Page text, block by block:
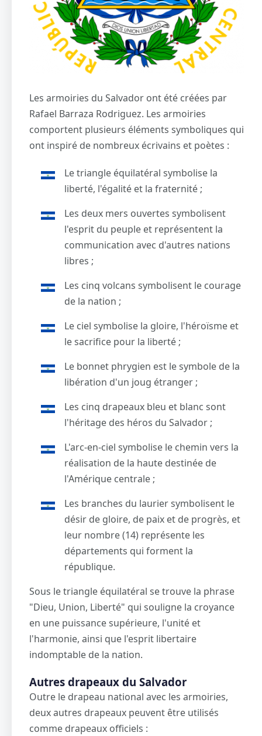
Les armoiries du Salvador ont été créées par
Rafael Barraza Rodriguez. Les armoiries
comportent plusieurs éléments symboliques qui
ont inspiré de nombreux écrivains et poètes :
Le triangle équilatéral symbolise la
liberté, l'égalité et la fraternité ;
Les deux mers ouvertes symbolisent
l'esprit du peuple et représentent la
communication avec d'autres nations
libres ;
Les cinq volcans symbolisent le courage
de la nation ;
Le ciel symbolise la gloire, l'héroïsme et
le sacrifice pour la liberté ;
Le bonnet phrygien est le symbole de la
libération d'un joug étranger ;
Les cinq drapeaux bleu et blanc sont
l'héritage des héros du Salvador ;
L'arc-en-ciel symbolise le chemin vers la
réalisation de la haute destinée de
l'Amérique centrale ;
Les branches du laurier symbolisent le
désir de gloire, de paix et de progrès, et
leur nombre (14) représente les
départements qui forment la
république.
Sous le triangle équilatéral se trouve la phrase
"Dieu, Union, Liberté" qui souligne la croyance
en une puissance supérieure, l'unité et
l'harmonie, ainsi que l'esprit libertaire
indomptable de la nation.
Autres drapeaux du Salvador
Outre le drapeau national avec les armoiries,
deux autres drapeaux peuvent être utilisés
comme drapeaux officiels :